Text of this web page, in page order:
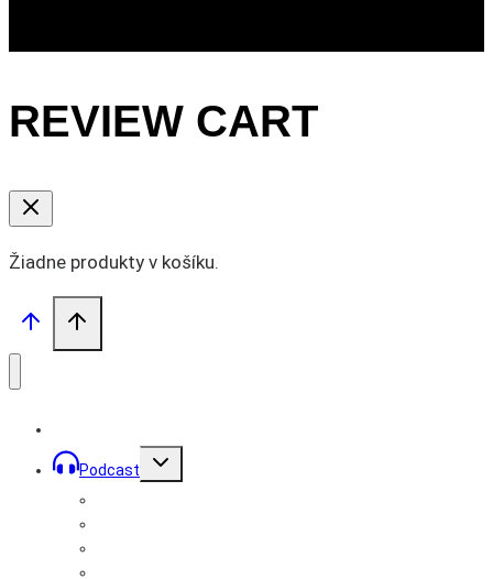
REVIEW CART
Žiadne produkty v košíku.
Podcast
Toggle